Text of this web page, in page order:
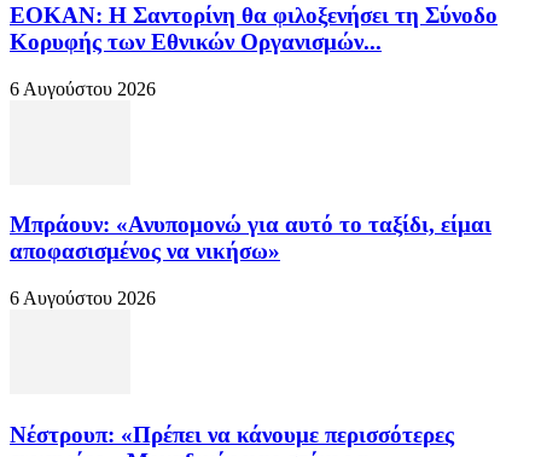
ΕΟΚΑΝ: Η Σαντορίνη θα φιλοξενήσει τη Σύνοδο
Κορυφής των Εθνικών Οργανισμών...
6 Αυγούστου 2026
Μπράουν: «Ανυπομονώ για αυτό το ταξίδι, είμαι
αποφασισμένος να νικήσω»
6 Αυγούστου 2026
Νέστρουπ: «Πρέπει να κάνουμε περισσότερες